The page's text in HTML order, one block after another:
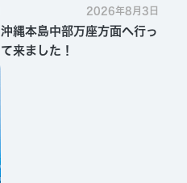
2026年8月3日
沖縄本島中部万座方面へ行っ
て来ました！